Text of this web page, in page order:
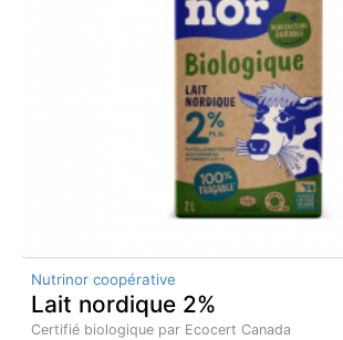
Nutrinor coopérative
Lait nordique 2%
Certifié biologique par Ecocert Canada